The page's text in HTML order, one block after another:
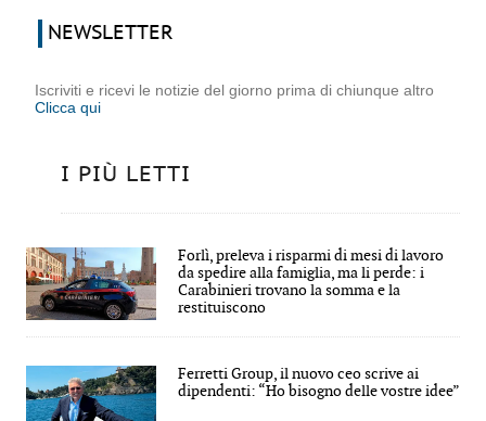
NEWSLETTER
Iscriviti e ricevi le notizie del giorno prima di chiunque altro
Clicca qui
I PIÙ LETTI
Forlì, preleva i risparmi di mesi di lavoro
da spedire alla famiglia, ma li perde: i
Carabinieri trovano la somma e la
restituiscono
Ferretti Group, il nuovo ceo scrive ai
dipendenti: “Ho bisogno delle vostre idee”